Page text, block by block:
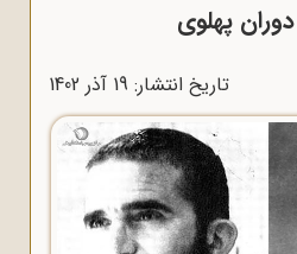
پهلوی
تاریخ انتشار: 19 آذر 1402